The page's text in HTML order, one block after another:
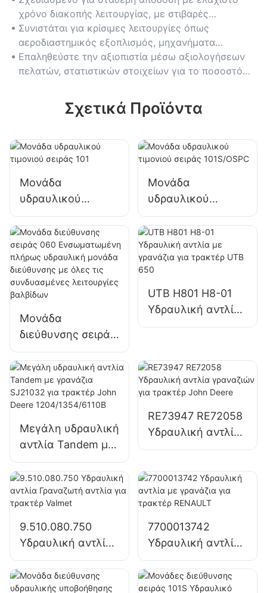
χρόνο διακοπής λειτουργίας, με στιβαρές
σφραγίδες και προηγμένα συστήματα θερμικής
διαχείρισης.
Συνιστάται για κρίσιμες λειτουργίες όπως
αεροδιαστημικός εξοπλισμός, μηχανήματα
εξόρυξης και συνεχείς διαδικασίες παραγωγής.
Επαληθεύστε την αξιοπιστία μέσω αξιολογήσεων
πελατών, στατιστικών στοιχείων για το ποσοστό
κλάδου (π.χ., ANSI).Σχετικά Προϊόντα
Μονάδα
υδραυλικού
τιμονιού σειράς 101
Μονάδα
υδραυλικού
τιμονιού σειράς
101S/OSPC
Μονάδα
διεύθυνσης σειράς
060
Ενσωματωμένη
πλήρως υδραυλική
μονάδα
όλες τις
συνδυασμένες
λειτουργίες
βαλβίδων
UTB H801 H8-01
Υδραυλική αντλία
με γρανάζια για
Μεγάλη υδραυλική
αντλία Tandem με
γρανάζια SJ21032
για τρακτέρ John
Deere
1204/1354/6110B
RE73947 RE72058
Υδραυλική αντλία
γραναζιών για
Deere
9.510.080.750
Υδραυλική αντλία
Γραναζωτή αντλία
για τρακτέρ Valmet
7700013742
Υδραυλική αντλία
με γρανάζια για
τρακτέρ RENAULT